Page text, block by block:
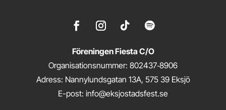
Föreningen Fiesta C/O
Organisationsnummer: 802437‑8906
Adress: Nannylundsgatan 13A, 575 39 Eksjö
E-post: info@eksjostadsfest.se